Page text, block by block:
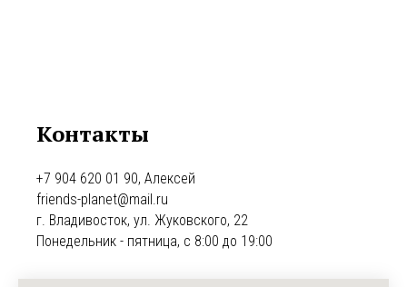
Контакты
+7 904 620 01 90, Алексей
friends-planet@mail.ru
г. Владивосток, ул. Жуковского, 22
Понедельник - пятница, с 8:00 до 19:00